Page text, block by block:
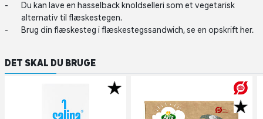
Du kan lave en hasselback knoldselleri som et vegetarisk
alternativ til flæskestegen.
Brug din flæskesteg i flæskestegssandwich, se en opskrift her.
DET SKAL DU BRUGE